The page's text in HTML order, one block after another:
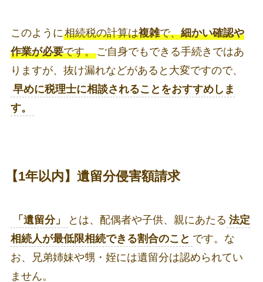
このように相続税の計算は複雑で、細かい確認や
作業が必要です。ご自身でもできる手続きではあ
りますが、抜け漏れなどがあると大変ですので、
早めに税理士に相談されることをおすすめしま
す。
【1年以内】遺留分侵害額請求
「遺留分」 とは、配偶者や子供、親にあたる 法定
相続人が最低限相続できる割合のこと です。な
お、兄弟姉妹や甥・姪には遺留分は認められてい
ません。